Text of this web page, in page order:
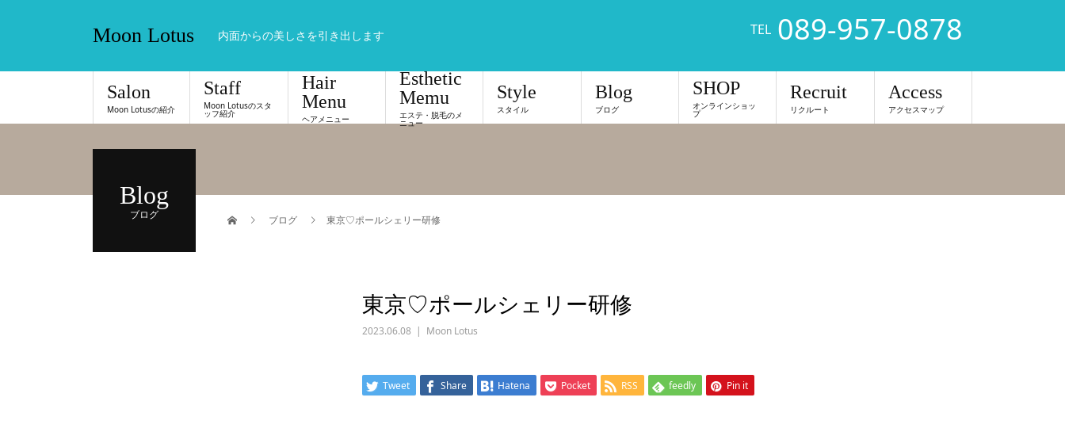
Moon Lotus 内面からの美しさを引き出します TEL 089-957-0878
Salon
Moon Lotusの紹介
Staff
Moon Lotusのスタ
ッフ紹介
Hair
Menu
ヘアメニュー
Esthetic
Memu
エステ・脱毛のメ
ニュー
Style
スタイル
Blog
ブログ
SHOP
オンラインショッ
プ
Recruit
リクルート
Access
アクセスマップ
Blog
ブログ ブログ 東京♡ポールシェリー研修
東京♡ポールシェリー研修
2023.06.08 Moon Lotus
Tweet Share Hatena Pocket RSS feedly Pin it